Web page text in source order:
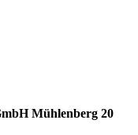
Mühlenberg 20